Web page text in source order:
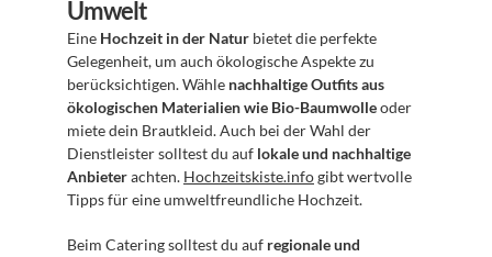
Umwelt
Eine Hochzeit in der Natur bietet die perfekte
Gelegenheit, um auch ökologische Aspekte zu
berücksichtigen. Wähle nachhaltige Outfits aus
ökologischen Materialien wie Bio-Baumwolle oder
miete dein Brautkleid. Auch bei der Wahl der
Dienstleister solltest du auf lokale und nachhaltige
Anbieter achten. Hochzeitskiste.info gibt wertvolle
Tipps für eine umweltfreundliche Hochzeit.
Beim Catering solltest du auf regionale und